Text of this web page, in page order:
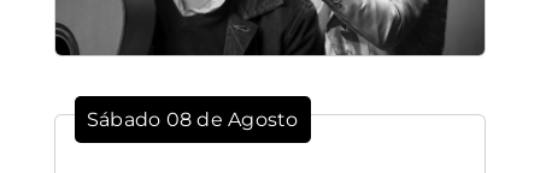
Sábado 08 de Agosto